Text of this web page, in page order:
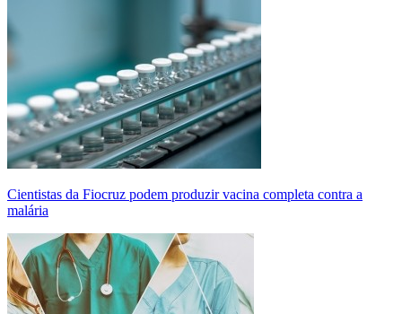
Cientistas da Fiocruz podem produzir vacina completa contra a
malária